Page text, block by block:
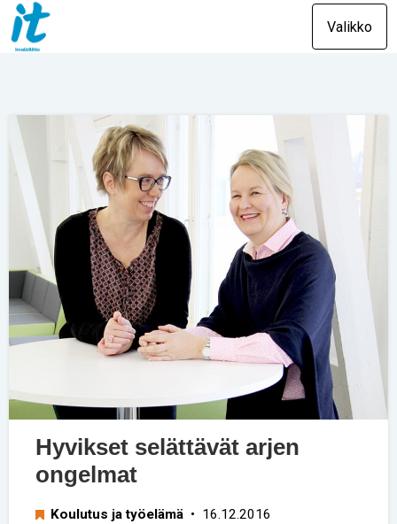
Valikko
Hyvikset selättävät arjen
ongelmat
Koulutus ja työelämä • 16.12.2016